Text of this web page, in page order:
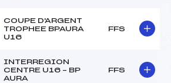
COUPE D'ARGENT
TROPHEE BPAURA
U16
FFS
INTERREGION
CENTRE U16 – BP
AURA
FFS